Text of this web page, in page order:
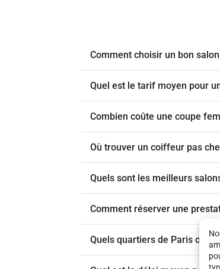
Comment choisir un bon
Quel est le tarif moyen pour
Combien coûte une coupe
Où trouver un coiffeur pas
Quels sont les meilleurs
Comment réserver une
Quels quartiers de Paris